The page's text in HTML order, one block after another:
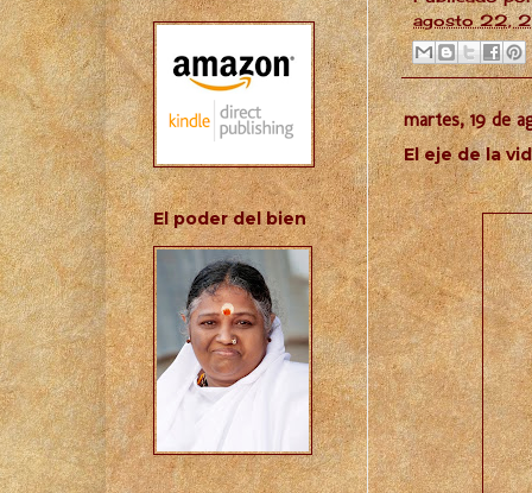
agosto 22,
martes, 19 de
El eje de la
El poder del bien